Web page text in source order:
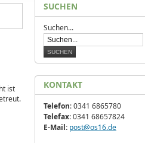
ist
SUCHEN
Suchen...
KONTAKT
Telefon: 0341 6865780
Telefax: 0341 68657824
E-Mail: post@os16.de